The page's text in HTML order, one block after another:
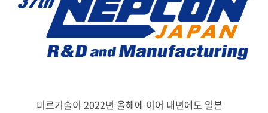
미르기술이 2022년 올해에 이어 내년에도 일본